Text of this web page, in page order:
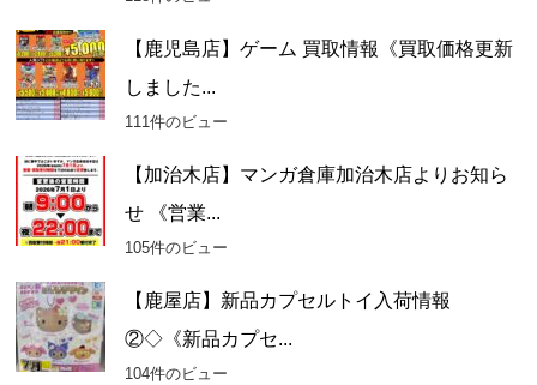
【鹿児島店】ゲーム 買取情報《買取価格更新
しました...
111件のビュー
【加治木店】マンガ倉庫加治木店よりお知ら
せ 《営業...
105件のビュー
【鹿屋店】新品カプセルトイ入荷情報
②◇《新品カプセ...
104件のビュー